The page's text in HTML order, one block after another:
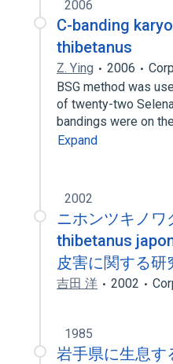
2006
C-banding
thibetanus
Z. Ying 2006
BSG method was
of twenty-two
bandings were on
Expand
2002
ニホンツキノワ
thibetanus
皮害に関する研
吉田 洋 2002
1985
岩手県に生息す